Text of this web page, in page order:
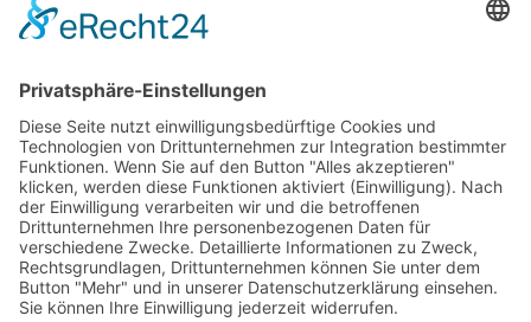
Tastaturnavigation Bilder ausblenden Töne stummschalten